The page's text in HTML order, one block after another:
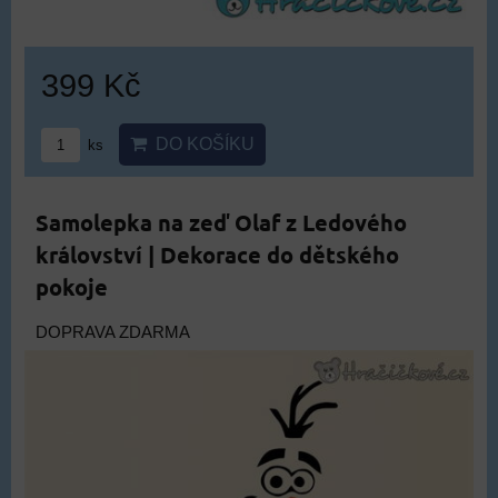
399 Kč
ks DO KOŠÍKU
Samolepka na zeď Olaf z Ledového
království | Dekorace do dětského
pokoje
DOPRAVA ZDARMA